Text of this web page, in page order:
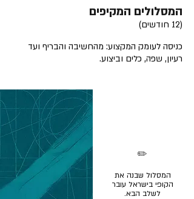
המסלולים המקיפים
(12 חודשים)
כניסה לעומק המקצוע: מהחשיבה והבריף ועד
רעיון, שפה, כלים וביצוע.
המסלול שבנה את
הקופי בישראל עובר
לשלב הבא.
✏️